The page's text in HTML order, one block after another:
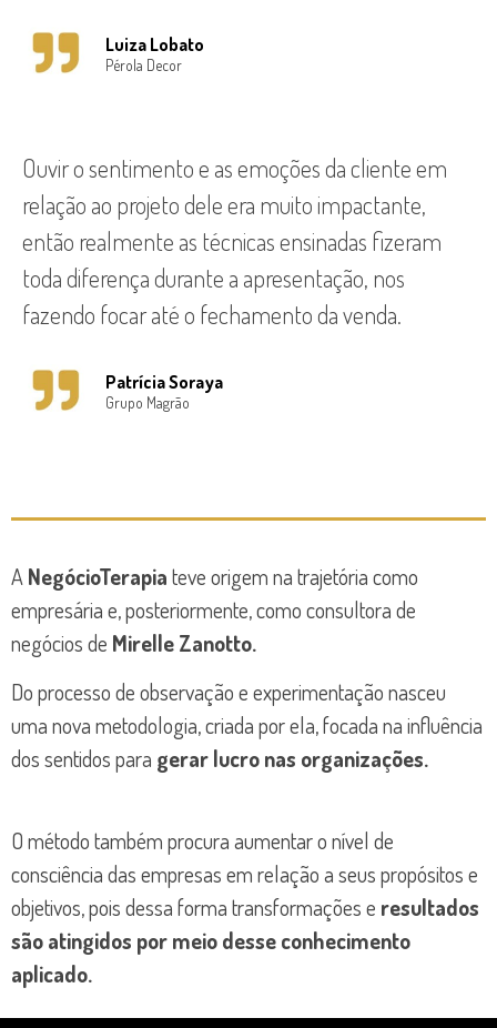
Luiza Lobato
Pérola Decor
Ouvir o sentimento e as emoções da cliente em
relação ao projeto dele era muito impactante,
então realmente as técnicas ensinadas fizeram
toda diferença durante a apresentação, nos
fazendo focar até o fechamento da venda.
Patrícia Soraya
Grupo Magrão
A NegócioTerapiateve origem na trajetória como
empresária e, posteriormente, como consultora de
negócios de Mirelle Zanotto.
Do processo de observação e experimentação nasceu
uma nova metodologia, criada por ela, focada na influência
dos sentidos para gerar lucro nas organizações.
O método também procura aumentar o nível de
consciência das empresas em relação a seus propósitos e
objetivos, pois dessa forma transformações e resultados
são atingidos por meio desse conhecimento
aplicado.